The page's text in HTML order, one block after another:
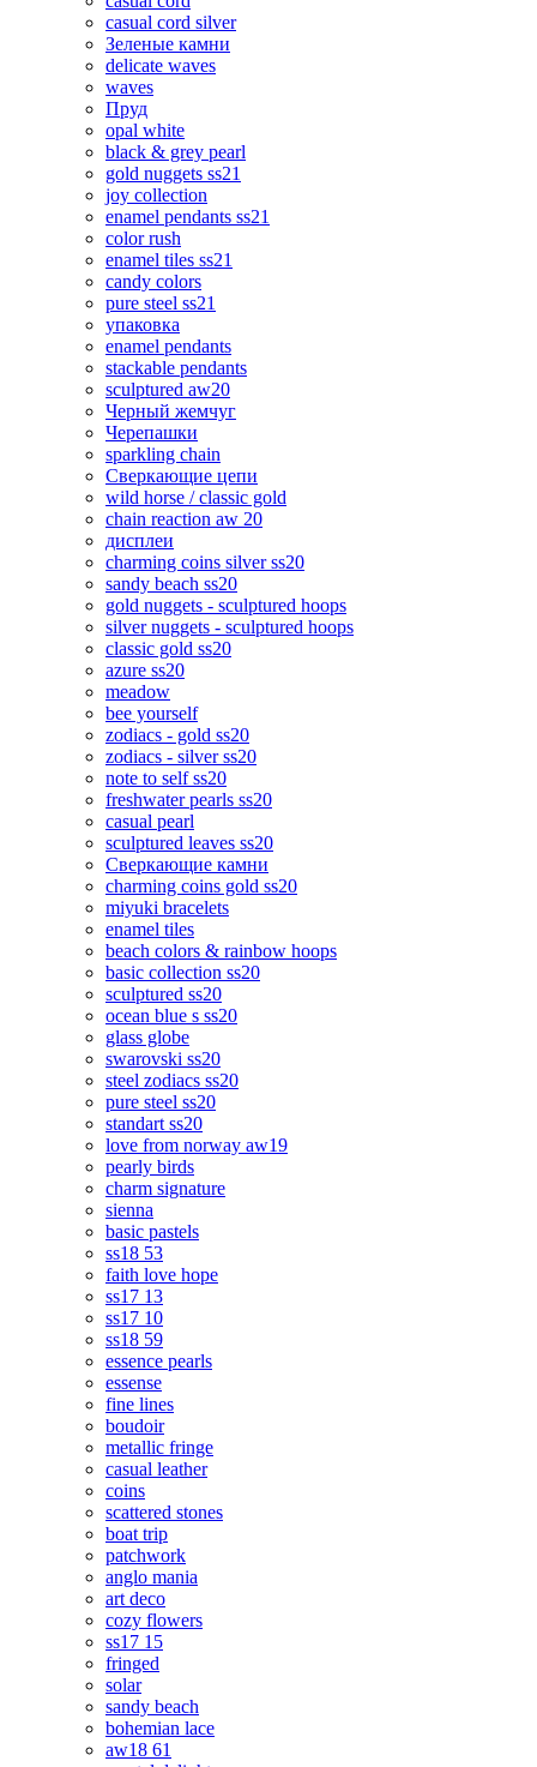
casual cord silver
Зеленые камни
delicate waves
waves
Пруд
opal white
black & grey pearl
gold nuggets ss21
joy collection
enamel pendants ss21
color rush
enamel tiles ss21
candy colors
pure steel ss21
упаковка
enamel pendants
stackable pendants
sculptured aw20
Черный жемчуг
Черепашки
sparkling chain
Сверкающие цепи
wild horse / classic gold
chain reaction aw 20
дисплеи
charming coins silver ss20
sandy beach ss20
gold nuggets - sculptured hoops
silver nuggets - sculptured hoops
classic gold ss20
azure ss20
meadow
bee yourself
zodiacs - gold ss20
zodiacs - silver ss20
note to self ss20
freshwater pearls ss20
casual pearl
sculptured leaves ss20
Сверкающие камни
charming coins gold ss20
miyuki bracelets
enamel tiles
beach colors & rainbow hoops
basic collection ss20
sculptured ss20
ocean blue s ss20
glass globe
swarovski ss20
steel zodiacs ss20
pure steel ss20
standart ss20
love from norway aw19
pearly birds
charm signature
sienna
basic pastels
ss18 53
faith love hope
ss17 13
ss17 10
ss18 59
essence pearls
essense
fine lines
boudoir
metallic fringe
casual leather
coins
scattered stones
boat trip
patchwork
anglo mania
art deco
cozy flowers
ss17 15
fringed
solar
sandy beach
bohemian lace
aw18 61